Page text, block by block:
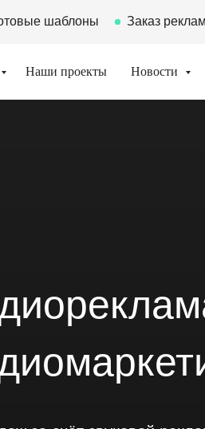
Заказ
шаблоны
Наши проекты Новости